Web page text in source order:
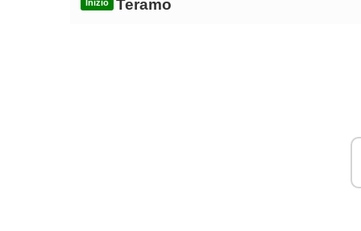
Inizio Teramo